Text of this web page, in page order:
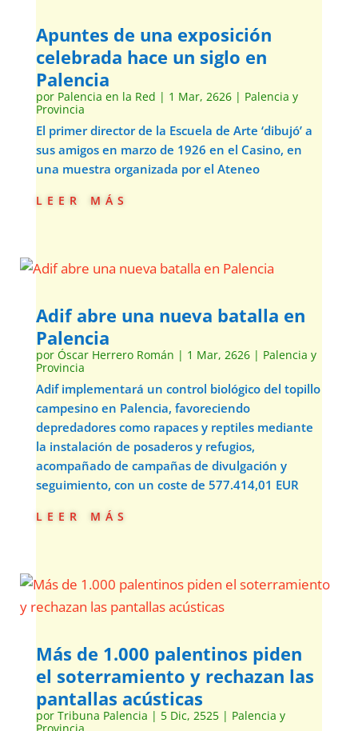
Apuntes de una exposición
celebrada hace un siglo en
Palencia
por Palencia en la Red | 1 Mar, 2626| Palencia y
Provincia
El primer director de la Escuela de Arte ‘dibujó’ a
sus amigos en marzo de 1926 en el Casino, en
una muestra organizada por el Ateneo
leer más
Adif abre una nueva batalla en
Palencia
por Óscar Herrero Román | 1 Mar, 2626| Palencia y
Provincia
Adif implementará un control biológico del topillo
campesino en Palencia, favoreciendo
depredadores como rapaces y reptiles mediante
la instalación de posaderos y refugios,
acompañado de campañas de divulgación y
seguimiento, con un coste de 577.414,01 EUR
leer más
Más de 1.000 palentinos piden
el soterramiento y rechazan las
pantallas acústicas
por Tribuna Palencia | 5 Dic, 2525| Palencia y